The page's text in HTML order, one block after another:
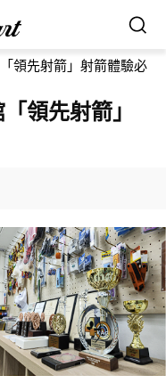
領先射箭」射箭體驗必
領先射箭」